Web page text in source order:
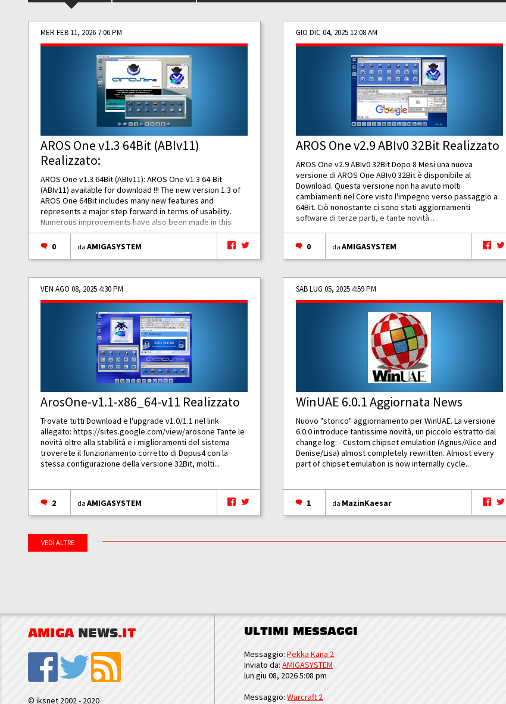
MER FEB 11, 2026 7:06 PM
AROS One v1.3 64Bit (ABIv11)
Realizzato:
AROS One v1.3 64Bit (ABIv11): AROS One v1.3 64-Bit
(ABIv11) available for download !!! The new version 1.3 of
AROS One 64Bit includes many new features and
represents a major step forward in terms of usability.
Numerous improvements have also been made in this
new version, including new AROS...
0
daAMIGASYSTEM
GIO DIC 04, 2025 12:08 AM
AROS One v2.9 ABIv0 32Bit Realizzato
AROS One v2.9 ABIv0 32Bit Dopo 8 Mesi una nuova
versione di AROS One ABIv0 32Bit è disponibile al
Download. Questa versione non ha avuto molti
cambiamenti nel Core visto l'impegno verso passaggio a
64Bit. Ciò nonostante ci sono stati aggiornamenti
software di terze parti, e tante novità...
0 daAMIGASYSTEM
VEN AGO 08, 2025 4:30 PM
ArosOne-v1.1-x86_64-v11 Realizzato
Trovate tutti Download e l'upgrade v1.0/1.1 nel link
allegato:https://sites.google.com/view/arosone Tante le
novità oltre alla stabilità e i miglioramenti del sistema
troverete il funzionamento corretto di Dopus4 con la
stessa configurazione della versione 32Bit, molti...
2 daAMIGASYSTEM
SAB LUG 05, 2025 4:59 PM
WinUAE 6.0.1 Aggiornata News
Nuovo "storico" aggiornamento per WinUAE. La versione
6.0.0 introduce tantissime novità, un piccolo estratto dal
change log: - Custom chipset emulation (Agnus/Alice and
Denise/Lisa) almost completely rewritten. Almost every
part of chipset emulation is now internally cycle...
1 da MazinKaesar
VEDI ALTRE
AMIGA NEWS.IT
© iksnet 2002 - 2020
ULTIMI MESSAGGI
Messaggio:Pekka Kana 2
Inviato da:AMIGASYSTEM
lun giu 08, 2026 5:08 pm
Messaggio:Warcraft 2